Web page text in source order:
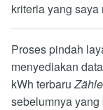
kriteria yang saya
Proses pindah
menyediakan
kWh terbaru
sebelumnya